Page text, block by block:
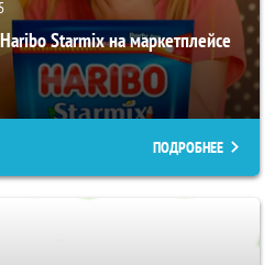
Starmix на маркетплейсе
ПОДРОБНЕЕ